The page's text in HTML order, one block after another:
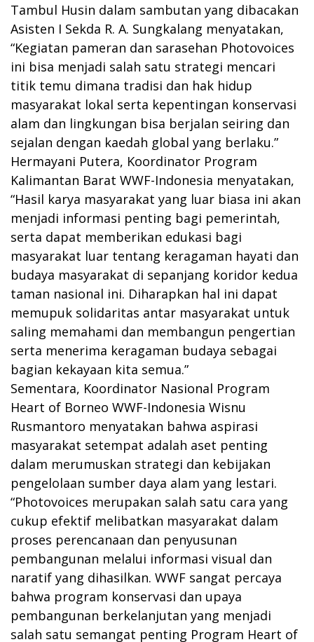
Tambul Husin dalam sambutan yang dibacakan
Asisten I Sekda R. A. Sungkalang menyatakan,
“Kegiatan pameran dan sarasehan Photovoices
ini bisa menjadi salah satu strategi mencari
titik temu dimana tradisi dan hak hidup
masyarakat lokal serta kepentingan konservasi
alam dan lingkungan bisa berjalan seiring dan
sejalan dengan kaedah global yang berlaku.”
Hermayani Putera, Koordinator Program
Kalimantan Barat WWF-Indonesia menyatakan,
“Hasil karya masyarakat yang luar biasa ini akan
menjadi informasi penting bagi pemerintah,
serta dapat memberikan edukasi bagi
masyarakat luar tentang keragaman hayati dan
budaya masyarakat di sepanjang koridor kedua
taman nasional ini. Diharapkan hal ini dapat
memupuk solidaritas antar masyarakat untuk
saling memahami dan membangun pengertian
serta menerima keragaman budaya sebagai
bagian kekayaan kita semua.”
Sementara, Koordinator Nasional Program
Heart of Borneo WWF-Indonesia Wisnu
Rusmantoro menyatakan bahwa aspirasi
masyarakat setempat adalah aset penting
dalam merumuskan strategi dan kebijakan
pengelolaan sumber daya alam yang lestari.
“Photovoices merupakan salah satu cara yang
cukup efektif melibatkan masyarakat dalam
proses perencanaan dan penyusunan
pembangunan melalui informasi visual dan
naratif yang dihasilkan. WWF sangat percaya
bahwa program konservasi dan upaya
pembangunan berkelanjutan yang menjadi
salah satu semangat penting Program Heart of